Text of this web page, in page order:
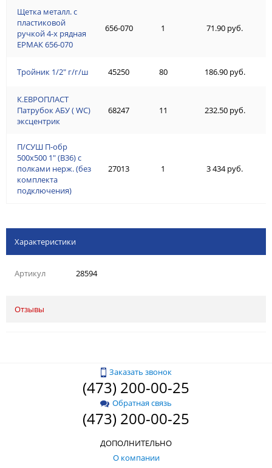
Щетка металл. с
пластиковой
ручкой 4-х рядная
ЕРМАК 656-070
Тройник 1/2" г/г/ш
К.ЕВРОПЛАСТ
Патрубок АБУ ( WC)
эксцентрик
П/СУШ П-обр
500х500 1" (В36) с
полками нерж. (без
комплекта
подключения)
656-070 1 71.90 руб.
45250 80 186.90 руб.
68247 11 232.50 руб.
27013 1 3 434 руб.
Характеристики
Артикул 28594
Отзывы
Заказать звонок
(473) 200-00-25
Обратная связь
(473) 200-00-25
ДОПОЛНИТЕЛЬНО
О компании